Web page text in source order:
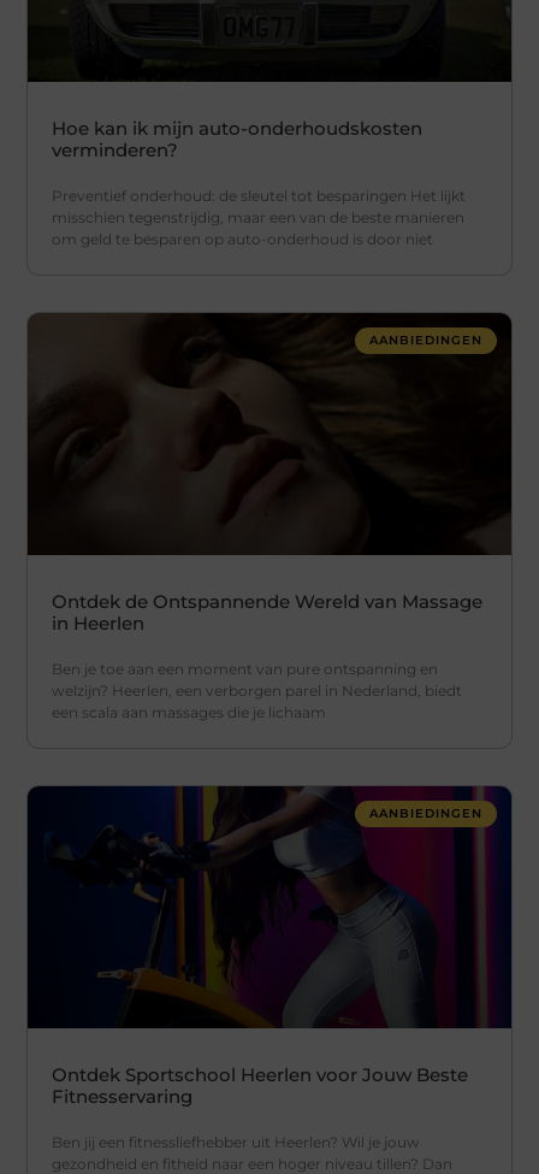
Hoe kan ik mijn auto-onderhoudskosten
verminderen?
Preventief onderhoud: de sleutel tot besparingen Het lijkt
misschien tegenstrijdig, maar een van de beste manieren
om geld te besparen op auto-onderhoud is door niet
AANBIEDINGEN
Ontdek de Ontspannende Wereld van Massage
in Heerlen
Ben je toe aan een moment van pure ontspanning en
welzijn? Heerlen, een verborgen parel in Nederland, biedt
een scala aan massages die je lichaam
AANBIEDINGEN
Ontdek Sportschool Heerlen voor Jouw Beste
Fitnesservaring
Ben jij een fitnessliefhebber uit Heerlen? Wil je jouw
gezondheid en fitheid naar een hoger niveau tillen? Dan